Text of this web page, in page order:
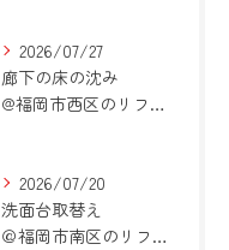
2026/07/27
廊下の床の沈み
@福岡市西区のリフォーム
2026/07/20
洗面台取替え
＠福岡市南区のリフォーム